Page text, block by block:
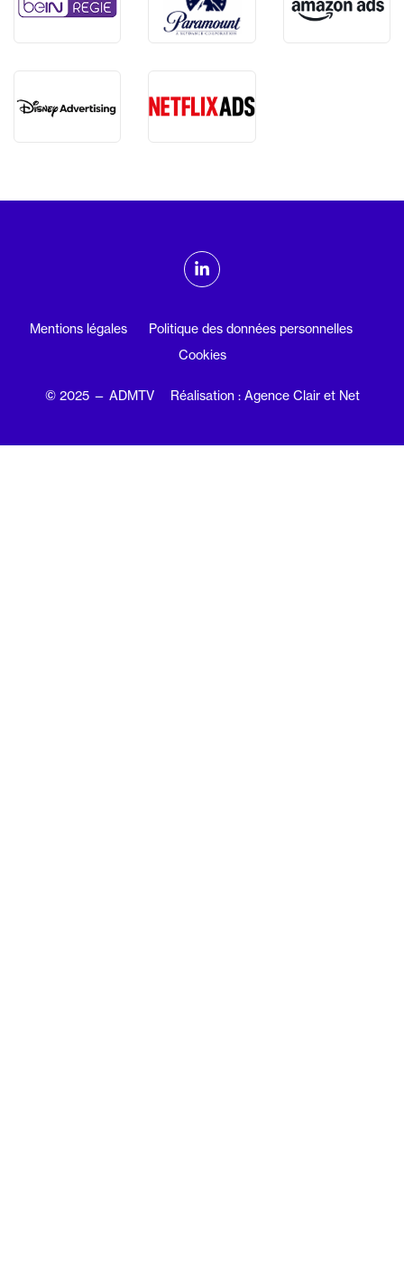
ADMTV sur les réseaux sociaux
Linkedin
Mentions légales
Politique des données personnelles
Cookies
© 2025 — ADMTV Réalisation : Agence Clair et Net